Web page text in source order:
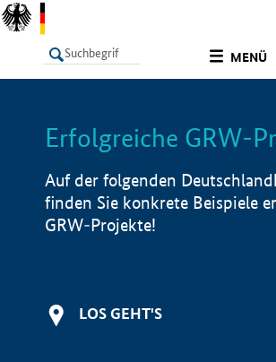
MENÜ
LISTE
Erfolgreiche GRW-
Auf der folgenden
finden Sie konkrete Beispiele
GRW-Projekte!
LOS GEHT'S